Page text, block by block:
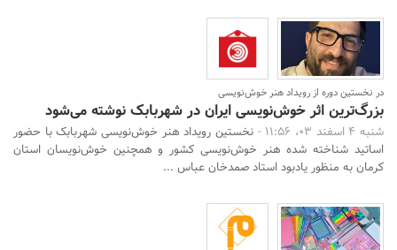
در نخستین دوره از رویداد هنر خوش‌نویسی
بزرگ‌ترین اثر خوش‌نویسی ایران در شهربابک نوشته می‌شود
شنبه 4 اسفند 03، 11:56 -
نخستین رویداد هنر خوش‌نویسی شهربابک با حضور
اساتید شناخته شده هنر خوش‌نویسی کشور و همچنین خوش‌نویسان استان
کرمان به منظور یادبود استاد صمدخان عباس ...